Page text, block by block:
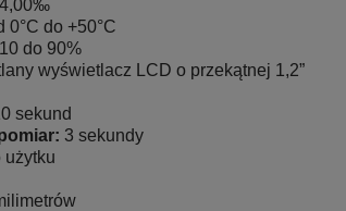
0°C do +50°C
do 90%
wyświetlacz LCD o przekątnej 1,2”
sekund
3 sekundy
użytku